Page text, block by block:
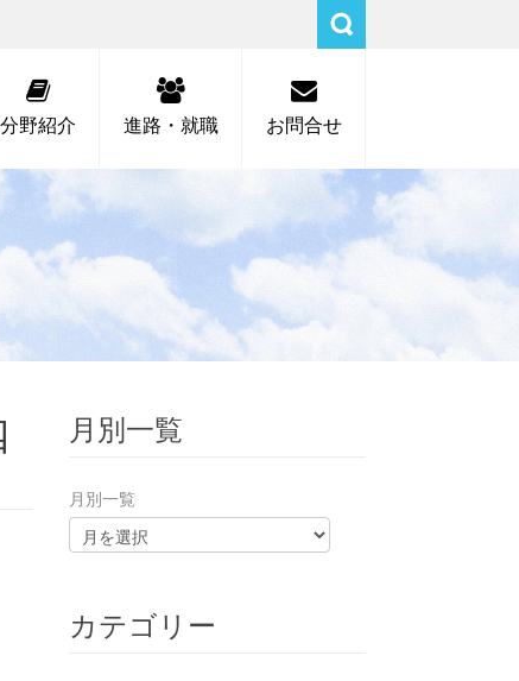
分野紹介 進路・就職 お問合せ
月別一覧
月別一覧
カテゴリー